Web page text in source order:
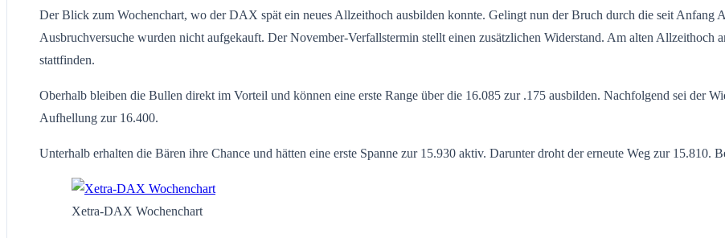
Der Blick zum Wochenchart, wo der DAX spät ein neues Allzeithoch ausbilden konnte. Gelingt nun der Bruch durch die seit Anfang
Ausbruchversuche wurden nicht aufgekauft. Der November-Verfallstermin stellt einen zusätzlichen Widerstand. Am alten Allzeithoch
stattfinden.
Oberhalb bleiben die Bullen direkt im Vorteil und können eine erste Range über die 16.085 zur .175 ausbilden. Nachfolgend sei der
Aufhellung zur 16.400.
Unterhalb erhalten die Bären ihre Chance und hätten eine erste Spanne zur 15.930 aktiv. Darunter droht der erneute Weg zur 15.810.
Xetra-DAX Wochenchart